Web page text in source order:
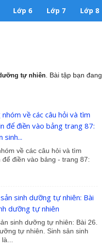
Lớp 6 Lớp 7 Lớp 8
tự nhiên. Bài tập bạn đang
về các câu hỏi và tìm
để điền vào bảng trang 87:
sinh...
về các câu hỏi và tìm
để điền vào bảng - trang 87:
sinh dưỡng tự nhiên: Bài
dưỡng tự nhiên
sinh dưỡng tự nhiên: Bài 26.
tự nhiên. Sinh sản sinh